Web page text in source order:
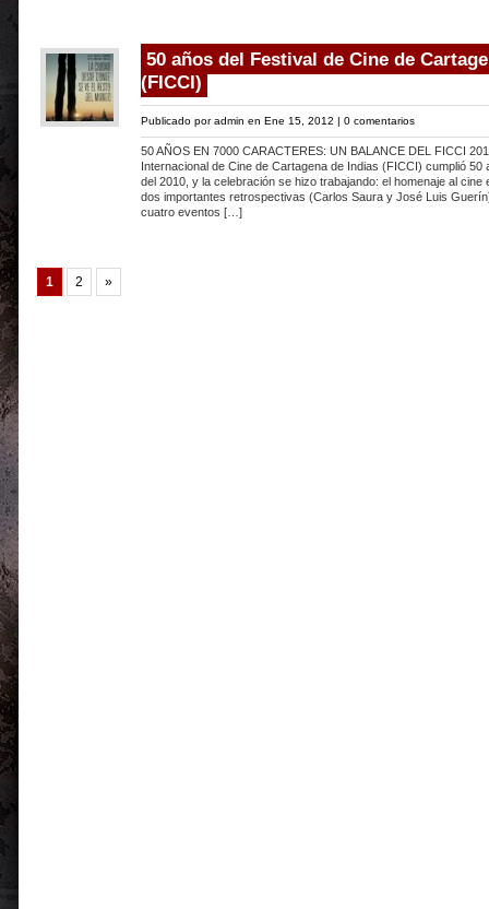
50 años del Festival de Cine de
(FICCI)
Publicado poradmin en Ene 15, 2012 | 0 comentarios
50 AÑOS EN 7000 CARACTERES: UN BALANCE DEL FICCI
Internacional de Cine de Cartagena de Indias (FICCI) cumplió 50
del 2010, y la celebración se hizo trabajando: el homenaje al cine
dos importantes retrospectivas (Carlos Saura y José Luis
cuatro eventos […]
1 2 »